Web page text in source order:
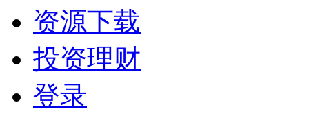
资源下载
投资理财
登录